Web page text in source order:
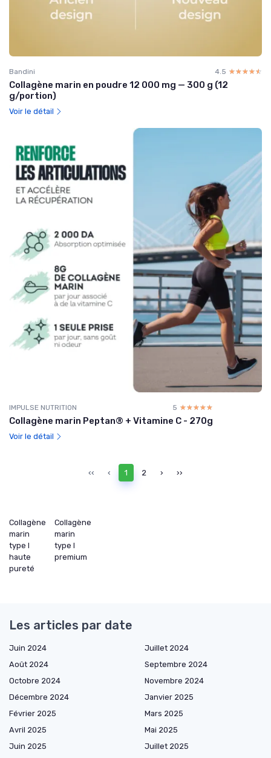
Bandini 4.5 ☆☆☆☆☆
★★★★★
Collagène marin en poudre 12 000 mg — 300 g (12
g/portion)
Voir le détail
IMPULSE NUTRITION 5 ☆☆☆☆☆
★★★★★
Collagène marin Peptan® + Vitamine C - 270g
Voir le détail
‹‹ ‹ 1 2 › ››
Collagène
marin
type I
haute
pureté
Collagène
marin
type I
premium
Les articles par date
Juin 2024
Juillet 2024
Août 2024
Septembre 2024
Octobre 2024
Novembre 2024
Décembre 2024
Janvier 2025
Février 2025
Mars 2025
Avril 2025
Mai 2025
Juin 2025
Juillet 2025